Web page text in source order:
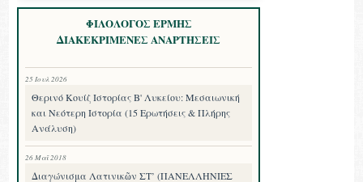
ΦΙΛΟΛΟΓΟΣ ΕΡΜΗΣ
ΔΙΑΚΕΚΡΙΜΕΝΕΣ ΑΝΑΡΤΗΣΕΙΣ
25 Ιουλ 2026
Θερινό Κουίζ Ιστορίας Β' Λυκείου: Μεσαιωνική
και Νεότερη Ιστορία (15 Ερωτήσεις & Πλήρης
Ανάλυση)
26 Μαΐ 2018
Διαγώνισμα Λατινικῶν ΣΤ’ (ΠΑΝΕΛΛΗΝΙΕΣ